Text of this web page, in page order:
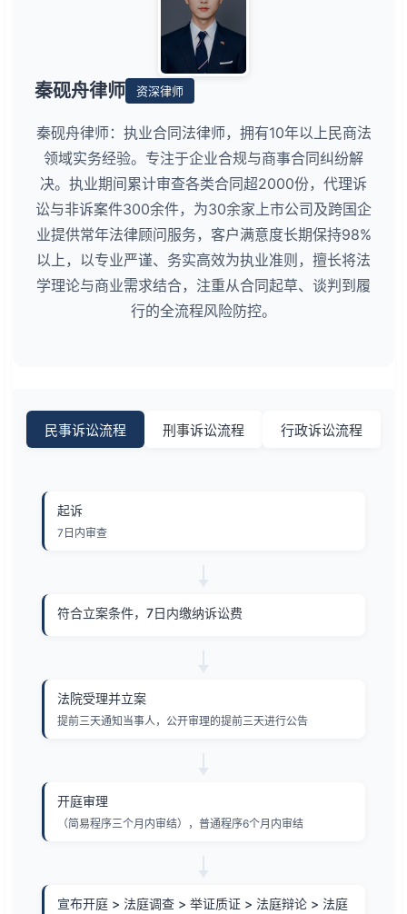
秦砚舟律师 资深律师
秦砚舟律师：执业合同法律师，拥有10年以上民商法
领域实务经验。专注于企业合规与商事合同纠纷解
决。执业期间累计审查各类合同超2000份，代理诉
讼与非诉案件300余件，为30余家上市公司及跨国企
业提供常年法律顾问服务，客户满意度长期保持98%
以上，以专业严谨、务实高效为执业准则，擅长将法
学理论与商业需求结合，注重从合同起草、谈判到履
行的全流程风险防控。
民事诉讼流程 刑事诉讼流程 行政诉讼流程
起诉
7日内审查
符合立案条件，7日内缴纳诉讼费
法院受理并立案
提前三天通知当事人，公开审理的提前三天进行公告
开庭审理
（简易程序三个月内审结），普通程序6个月内审结
宣布开庭 > 法庭调查 > 举证质证 > 法庭辩论 > 法庭